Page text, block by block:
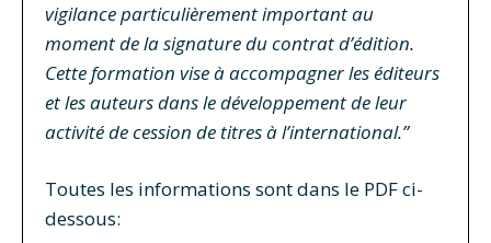
vigilance particulièrement important au
moment de la signature du contrat d’édition.
Cette formation vise à accompagner les éditeurs
et les auteurs dans le développement de leur
activité de cession de titres à l’international.”
Toutes les informations sont dans le PDF ci-
dessous: